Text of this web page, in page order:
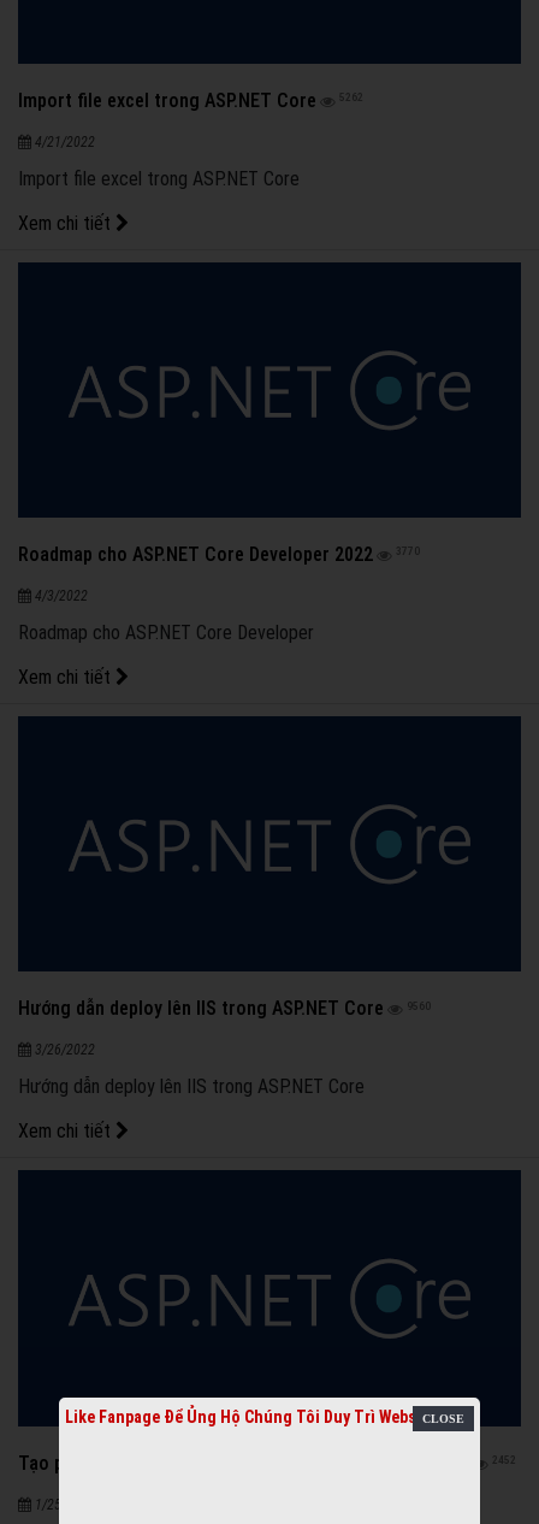
Import file excel trong ASP.NET Core 5262
4/21/2022
Import file excel trong ASP.NET Core
Xem chi tiết
Roadmap cho ASP.NET Core Developer 2022 3770
4/3/2022
Roadmap cho ASP.NET Core Developer
Xem chi tiết
Hướng dẫn deploy lên IIS trong ASP.NET Core 9560
3/26/2022
Hướng dẫn deploy lên IIS trong ASP.NET Core
Xem chi tiết
Tạo project với .NET 5 và Clean Architecture từ A đến Z 2452
1/25/2022
Like Fanpage Để Ủng Hộ Chúng Tôi Duy Trì Website